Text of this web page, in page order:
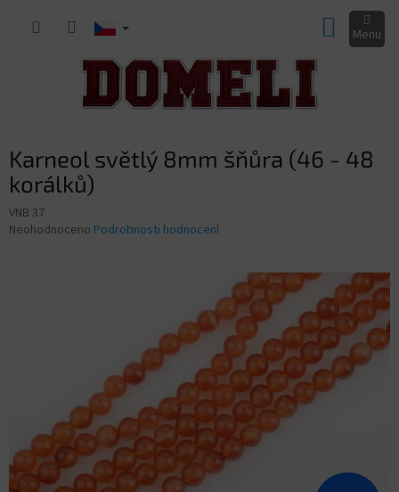
KOŠÍK
Karneol světlý 8mm šňůra (46 - 48
korálků)
VNB 37
Průměrné
Neohodnoceno Podrobnosti hodnocení